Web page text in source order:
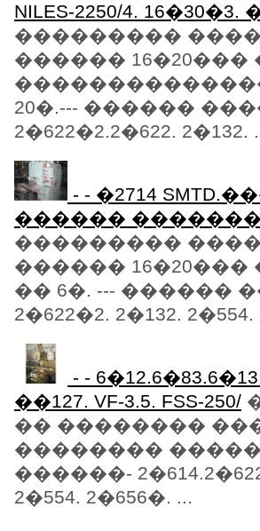
NILES-2250/4.
���������
������
20�.--- ������
2�622�2.2�622. 2�132.
- - �2714
������
���������
������
�� 6�. --- ������
2�622�2. 2�132. 2�554.
- -
��127. VF-3.5. FSS-250/
�� ��������
��������
������-
2�554. 2�656�. ...